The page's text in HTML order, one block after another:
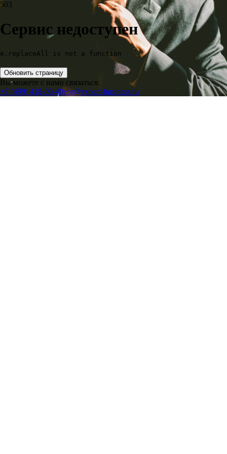
503
Сервис недоступен
e.replaceAll is not a function
Обновить страницу
Вы можете с нами связаться:
+7 (499) 418-00-40ebr@expert-business.ru